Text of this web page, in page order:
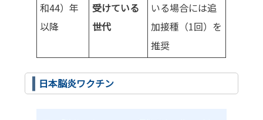
和44）年
以降
受けている
世代
いる場合には追
加接種（1回）を
推奨
日本脳炎ワクチン